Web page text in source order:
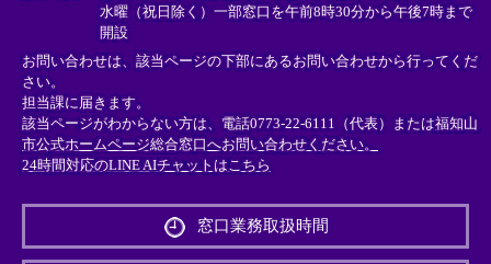
水曜（祝日除く）一部窓口を午前8時30分から午後7時まで
開設
お問い合わせは、該当ページの下部にあるお問い合わせから行ってくだ
さい。
担当課に届きます。
該当ページがわからない方は、電話0773-22-6111（代表）または福知山
市公式ホームページ総合窓口へお問い合わせください。
24時間対応のLINE AIチャットはこちら
外
リ
窓口業務取扱時間